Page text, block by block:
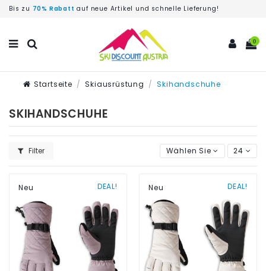
Bis zu 70% Rabatt auf neue Artikel und schnelle Lieferung!
0
Startseite Skiausrüstung Skihandschuhe
SKIHANDSCHUHE
Filter Wählen Sie 24
DEAL!
Neu DEAL!
Neu